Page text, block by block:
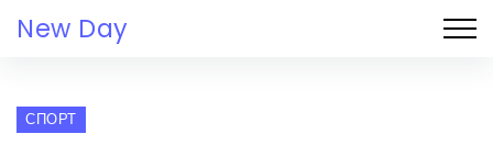
New Day
СПОРТ